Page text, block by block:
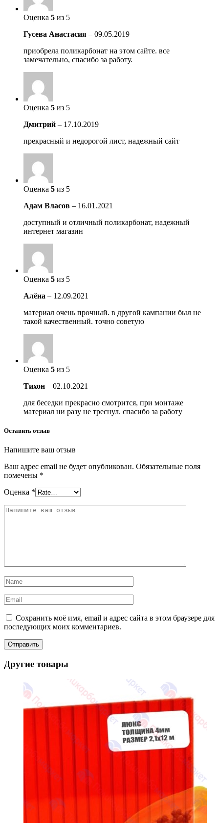
Оценка 5 из 5
Гусева Анастасия – 09.05.2019
приобрела поликарбонат на этом сайте. все
замечательно, спасибо за работу.
Оценка 5 из 5
Дмитрий – 17.10.2019
прекрасный и недорогой лист, надежный сайт
Оценка 5 из 5
Адам Власов – 16.01.2021
доступный и отличный поликарбонат, надежный
интернет магазин
Оценка 5 из 5
Алёна – 12.09.2021
материал очень прочный. в другой кампании был не
такой качественный. точно советую
Оценка 5 из 5
Тихон – 02.10.2021
для беседки прекрасно смотрится, при монтаже
материал ни разу не треснул. спасибо за работу
Оставить отзыв
Напишите ваш отзыв
Ваш адрес email не будет опубликован. Обязательные поля
помечены *
Оценка *
Сохранить моё имя, email и адрес сайта в этом браузере для
последующих моих комментариев.
Другие товары